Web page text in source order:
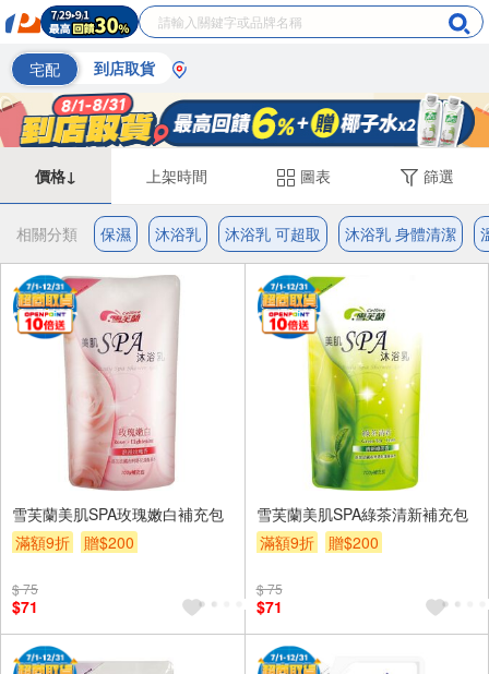
宅配 到店取貨
價格↓ 上架時間 圖表 篩選
相關分類 保濕 沐浴乳 沐浴乳 可超取 沐浴乳 身體清潔
雪芙蘭美肌SPA玫瑰嫩白補充包
滿額9折
贈$200
$ 75
$71
雪芙蘭美肌SPA綠茶清新補充包
滿額9折
贈$200
$ 75
$71